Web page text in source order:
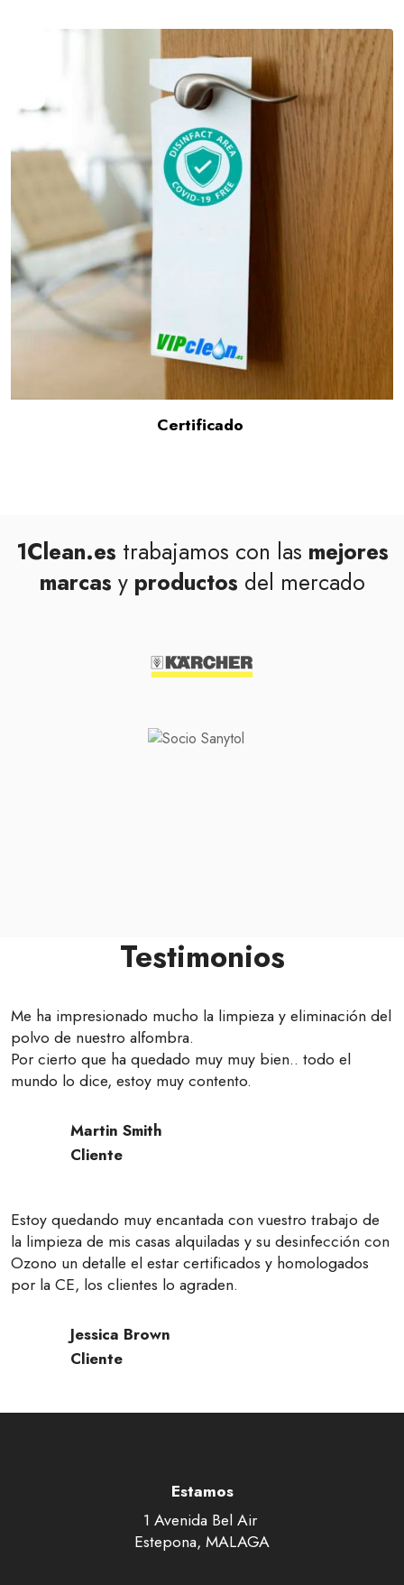
Certificado
1Clean.es trabajamos con las mejores
marcas y productos del mercado
Testimonios
Me ha impresionado mucho la limpieza y eliminación del
polvo de nuestro alfombra.
Por cierto que ha quedado muy muy bien.. todo el
mundo lo dice, estoy muy contento.
Martin Smith
Cliente
Estoy quedando muy encantada con vuestro trabajo de
la limpieza de mis casas alquiladas y su desinfección con
Ozono un detalle el estar certificados y homologados
por la CE, los clientes lo agraden.
Jessica Brown
Cliente
Estamos
1 Avenida Bel Air
Estepona, MALAGA